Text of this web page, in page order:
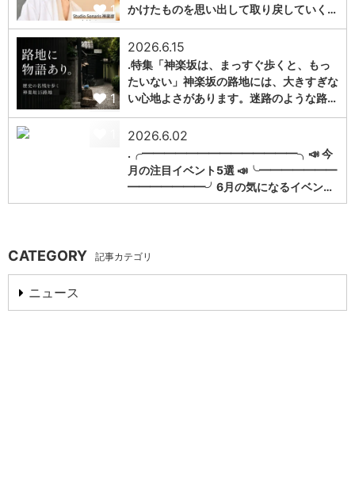
1
かけたものを思い出して取り戻していく…
1
2026.6.15
.特集「神楽坂は、まっすぐ歩くと、もっ
たいない」神楽坂の路地には、大きすぎな
い心地よさがあります。迷路のような路…
2026.6.02
.╭━━━━━━━━━━━━━━╮📣 今
月の注目イベント5選 📣╰━━━━━━━
━━━━━━━╯6月の気になるイベン…
CATEGORY 記事カテゴリ
ニュース